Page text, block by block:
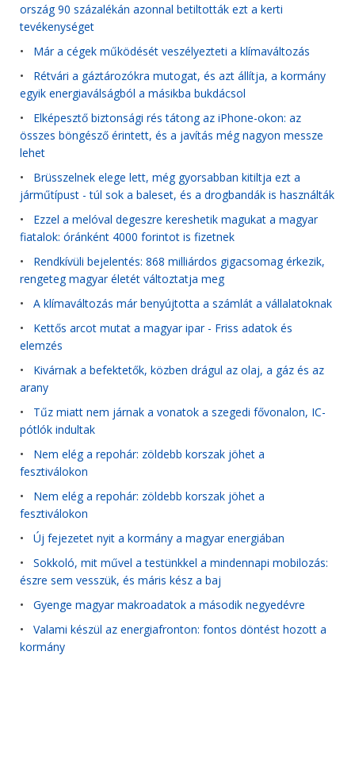
ország 90 százalékán azonnal betiltották ezt a kerti
tevékenységet
• Már a cégek működését veszélyezteti a klímaváltozás
• Rétvári a gáztározókra mutogat, és azt állítja, a kormány
egyik energiaválságból a másikba bukdácsol
• Elképesztő biztonsági rés tátong az iPhone-okon: az
összes böngésző érintett, és a javítás még nagyon messze
lehet
• Brüsszelnek elege lett, még gyorsabban kitiltja ezt a
járműtípust - túl sok a baleset, és a drogbandák is használták
• Ezzel a melóval degeszre kereshetik magukat a magyar
fiatalok: óránként 4000 forintot is fizetnek
• Rendkívüli bejelentés: 868 milliárdos gigacsomag érkezik,
rengeteg magyar életét változtatja meg
• A klímaváltozás már benyújtotta a számlát a vállalatoknak
• Kettős arcot mutat a magyar ipar - Friss adatok és
elemzés
• Kivárnak a befektetők, közben drágul az olaj, a gáz és az
arany
• Tűz miatt nem járnak a vonatok a szegedi fővonalon, IC-
pótlók indultak
• Nem elég a repohár: zöldebb korszak jöhet a
fesztiválokon
• Nem elég a repohár: zöldebb korszak jöhet a
fesztiválokon
• Új fejezetet nyit a kormány a magyar energiában
• Sokkoló, mit művel a testünkkel a mindennapi mobilozás:
észre sem vesszük, és máris kész a baj
• Gyenge magyar makroadatok a második negyedévre
• Valami készül az energiafronton: fontos döntést hozott a
kormány